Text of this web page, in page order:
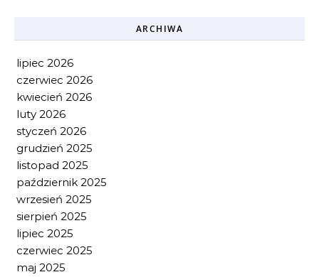
ARCHIWA
lipiec 2026
czerwiec 2026
kwiecień 2026
luty 2026
styczeń 2026
grudzień 2025
listopad 2025
październik 2025
wrzesień 2025
sierpień 2025
lipiec 2025
czerwiec 2025
maj 2025